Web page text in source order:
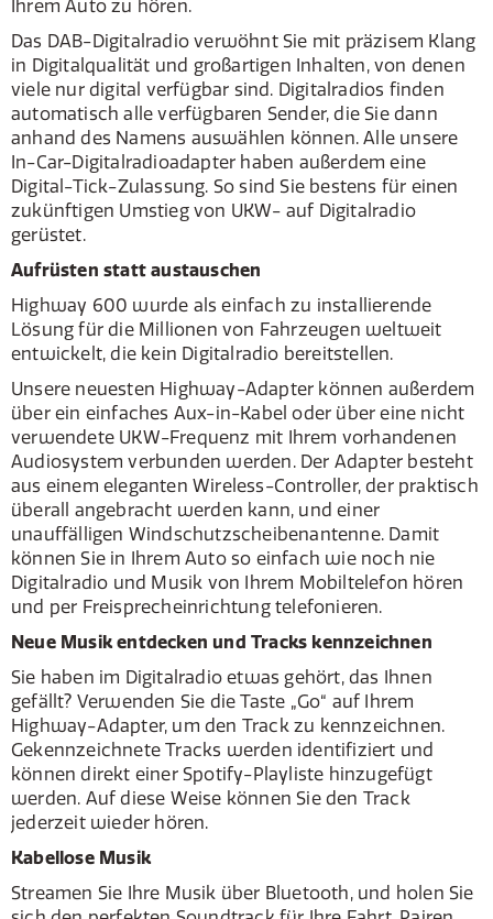
Ihrem Auto zu hören.
Das DAB-Digitalradio verwöhnt Sie mit präzisem Klang
in Digitalqualität und großartigen Inhalten, von denen
viele nur digital verfügbar sind. Digitalradios finden
automatisch alle verfügbaren Sender, die Sie dann
anhand des Namens auswählen können. Alle unsere
In-Car-Digitalradioadapter haben außerdem eine
Digital-Tick-Zulassung. So sind Sie bestens für einen
zukünftigen Umstieg von UKW- auf Digitalradio
gerüstet.
Aufrüsten statt austauschen
Highway 600 wurde als einfach zu installierende
Lösung für die Millionen von Fahrzeugen weltweit
entwickelt, die kein Digitalradio bereitstellen.
Unsere neuesten Highway-Adapter können außerdem
über ein einfaches Aux-in-Kabel oder über eine nicht
verwendete UKW-Frequenz mit Ihrem vorhandenen
Audiosystem verbunden werden. Der Adapter besteht
aus einem eleganten Wireless-Controller, der praktisch
überall angebracht werden kann, und einer
unauffälligen Windschutzscheibenantenne. Damit
können Sie in Ihrem Auto so einfach wie noch nie
Digitalradio und Musik von Ihrem Mobiltelefon hören
und per Freisprecheinrichtung telefonieren.
Neue Musik entdecken und Tracks kennzeichnen
Sie haben im Digitalradio etwas gehört, das Ihnen
gefällt? Verwenden Sie die Taste „Go“ auf Ihrem
Highway-Adapter, um den Track zu kennzeichnen.
Gekennzeichnete Tracks werden identifiziert und
können direkt einer Spotify-Playliste hinzugefügt
werden. Auf diese Weise können Sie den Track
jederzeit wieder hören.
Kabellose Musik
Streamen Sie Ihre Musik über Bluetooth, und holen Sie